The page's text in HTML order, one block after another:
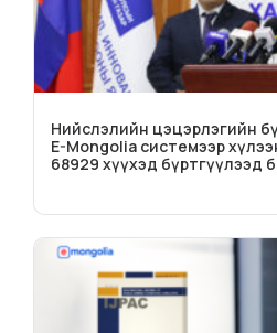
Нийслэлийн цэцэрлэгийн
E-Mongolia системээр
68929 хүүхэд бүртгүүлээд